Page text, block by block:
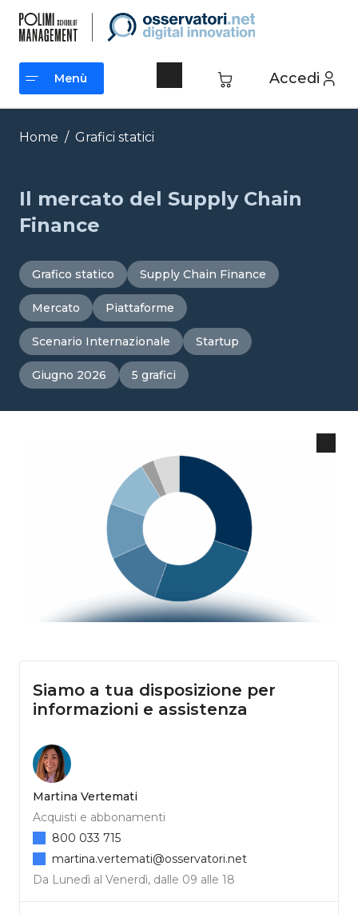
contenuto
Accedi
Menù
Menù
Home / Grafici statici
Il mercato del Supply Chain
Finance
Grafico statico Supply Chain Finance
Mercato Piattaforme
Scenario Internazionale Startup
Giugno 2026 5 grafici
Siamo a tua disposizione per
informazioni e assistenza
Martina Vertemati
Acquisti e abbonamenti
Da Lunedì al Venerdì, dalle 09 alle 18
800 033 715
martina.vertemati@osservatori.net